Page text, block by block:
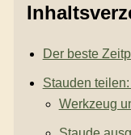
Der beste
Stauden
Werkzeug